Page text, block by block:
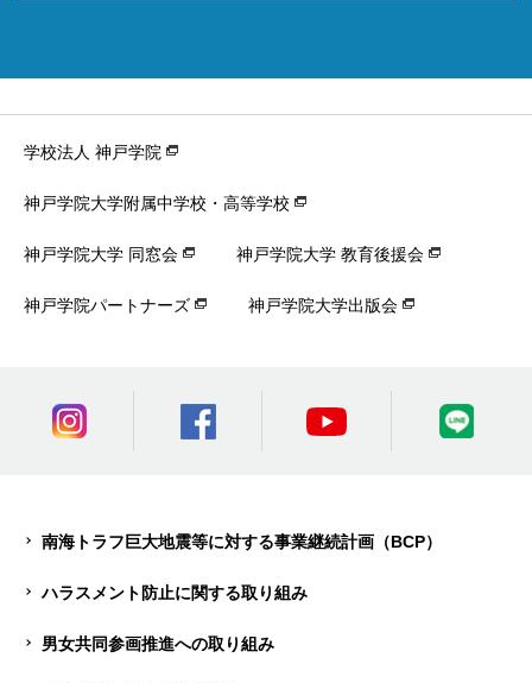
学校法人 神戸学院
神戸学院大学附属中学校・高等学校
神戸学院大学 同窓会 神戸学院大学 教育後援会
神戸学院パートナーズ 神戸学院大学出版会
南海トラフ巨大地震等に対する事業継続計画（BCP）
ハラスメント防止に関する取り組み
男女共同参画推進への取り組み